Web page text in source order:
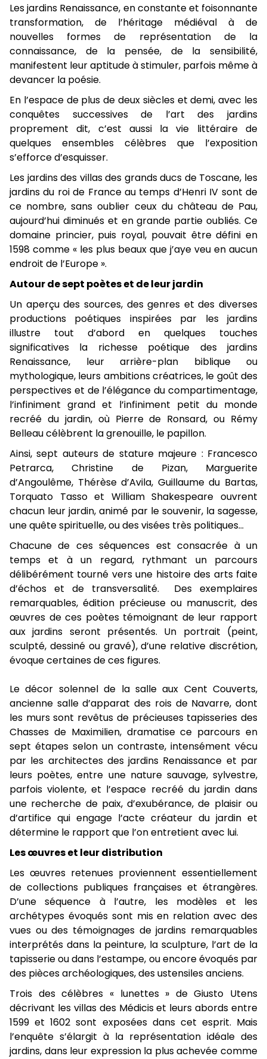
Les jardins Renaissance, en constante et foisonnante
transformation, de l’héritage médiéval à de
nouvelles formes de représentation de la
connaissance, de la pensée, de la sensibilité,
manifestent leur aptitude à stimuler, parfois même à
devancer la poésie.
En l’espace de plus de deux siècles et demi, avec les
conquêtes successives de l’art des jardins
proprement dit, c’est aussi la vie littéraire de
quelques ensembles célèbres que l’exposition
s’efforce d’esquisser.
Les jardins des villas des grands ducs de Toscane, les
jardins du roi de France au temps d’Henri IV sont de
ce nombre, sans oublier ceux du château de Pau,
aujourd’hui diminués et en grande partie oubliés. Ce
domaine princier, puis royal, pouvait être défini en
1598 comme « les plus beaux que j’aye veu en aucun
endroit de l’Europe ».
Autour de sept poètes et de leur jardin
Un aperçu des sources, des genres et des diverses
productions poétiques inspirées par les jardins
illustre tout d’abord en quelques touches
significatives la richesse poétique des jardins
Renaissance, leur arrière-plan biblique ou
mythologique, leurs ambitions créatrices, le goût des
perspectives et de l’élégance du compartimentage,
l’infiniment grand et l’infiniment petit du monde
recréé du jardin, où Pierre de Ronsard, ou Rémy
Belleau célèbrent la grenouille, le papillon.
Ainsi, sept auteurs de stature majeure : Francesco
Petrarca, Christine de Pizan, Marguerite
d’Angoulême, Thérèse d’Avila, Guillaume du Bartas,
Torquato Tasso et William Shakespeare ouvrent
chacun leur jardin, animé par le souvenir, la sagesse,
une quête spirituelle, ou des visées très politiques...
Chacune de ces séquences est consacrée à un
temps et à un regard, rythmant un parcours
délibérément tourné vers une histoire des arts faite
d’échos et de transversalité. Des exemplaires
remarquables, édition précieuse ou manuscrit, des
œuvres de ces poètes témoignant de leur rapport
aux jardins seront présentés. Un portrait (peint,
sculpté, dessiné ou gravé), d’une relative discrétion,
évoque certaines de ces figures.
Le décor solennel de la salle aux Cent Couverts,
ancienne salle d’apparat des rois de Navarre, dont
les murs sont revêtus de précieuses tapisseries des
Chasses de Maximilien, dramatise ce parcours en
sept étapes selon un contraste, intensément vécu
par les architectes des jardins Renaissance et par
leurs poètes, entre une nature sauvage, sylvestre,
parfois violente, et l’espace recréé du jardin dans
une recherche de paix, d’exubérance, de plaisir ou
d’artifice qui engage l’acte créateur du jardin et
détermine le rapport que l’on entretient avec lui.
Les œuvres et leur distribution
Les œuvres retenues proviennent essentiellement
de collections publiques françaises et étrangères.
D’une séquence à l’autre, les modèles et les
archétypes évoqués sont mis en relation avec des
vues ou des témoignages de jardins remarquables
interprétés dans la peinture, la sculpture, l’art de la
tapisserie ou dans l’estampe, ou encore évoqués par
des pièces archéologiques, des ustensiles anciens.
Trois des célèbres « lunettes » de Giusto Utens
décrivant les villas des Médicis et leurs abords entre
1599 et 1602 sont exposées dans cet esprit. Mais
l’enquête s’élargit à la représentation idéale des
jardins, dans leur expression la plus achevée comme